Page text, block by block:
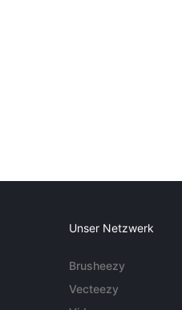
Unser Netzwerk
Brusheezy
Vecteezy